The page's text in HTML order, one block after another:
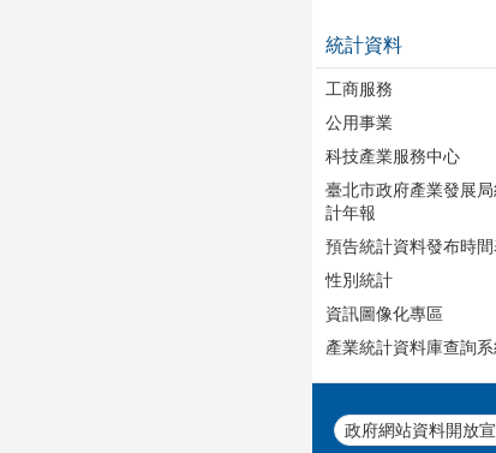
統計資料
工商服務
公用事業
科技產業服務中心
臺北市政府產業發展
計年報
預告統計資料發布時間
性別統計
資訊圖像化專區
產業統計資料庫查詢
政府網站資料開放